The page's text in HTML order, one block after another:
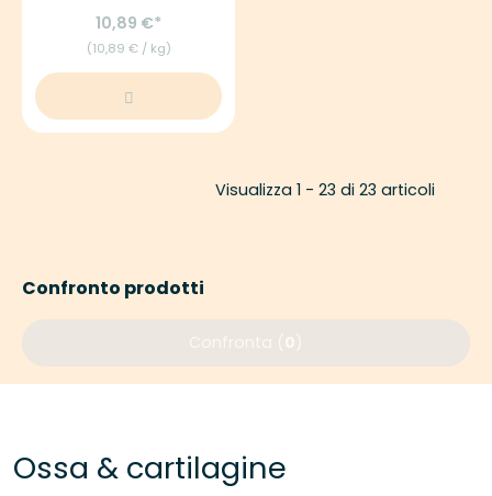
Confronto prodotti
10,89 €
(10,89 € / kg)
Visualizza 1 - 23 di 23 articoli
Ossa & cartilagine